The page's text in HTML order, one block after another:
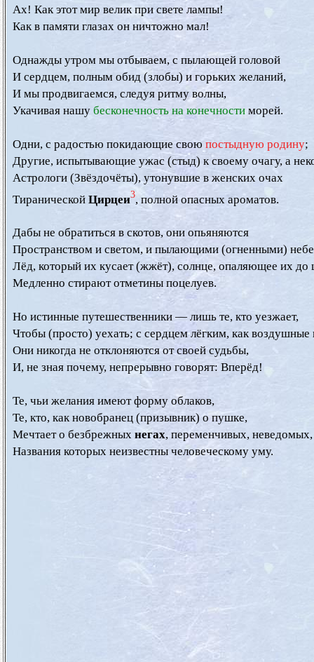
  Ах! Как этот мир велик при свете лампы!
  Как в памяти глазах он ничтожно мал!
  Однажды утром мы отбываем, с пылающей головой
  И сердцем, полным обид (злобы) и горьких желаний,
  И мы продвигаемся, следуя ритму волны,
  Укачивая нашу
бесконечность на конечности морей.
  Одни, с радостью покидающие свою
постыдную родину;
Другие, испытывающие ужас (стыд) к своему очагу, а
  Астрологи (Звёздочёты), утонувшие в женских очах
  Тиранической
Цирцеи3, полной опасных ароматов.
  Дабы не обратиться в скотов, они опьяняются
Пространством и светом, и пылающими (огненными)
Лёд, который их кусает (жжёт), солнце, опаляющее их до
  Медленно стирают отметины поцелуев.
  Но истинные путешественники — лишь те, кто уезжает,
Чтобы (просто) уехать; с сердцем лёгким, как
  Они никогда не отклоняются от своей судьбы,
  И, не зная почему, непрерывно говорят: Вперёд!
  Те, чьи желания имеют форму облаков,
  Те, кто, как новобранец (призывник) о пушке,
  Мечтает о безбрежных
негах, переменчивых, неведомых,